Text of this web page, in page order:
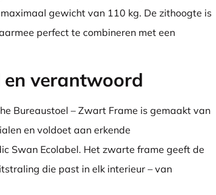
gewicht van 110 kg. De zithoogte is
perfect te combineren met een
verantwoord
Bureaustoel – Zwart Frame is gemaakt van
en voldoet aan erkende
Swan Ecolabel. Het zwarte frame geeft de
die past in elk interieur – van